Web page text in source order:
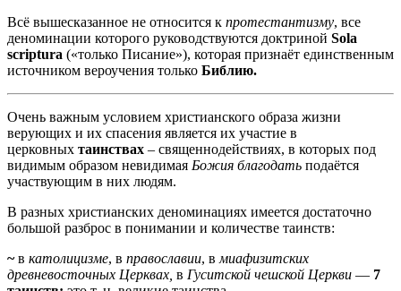
Всё вышесказанное не относится к протестантизму, все
деноминации которого руководствуются доктриной Sola
scriptura («только Писание»), которая признаёт единственным
источником вероучения только Библию.
Очень важным условием христианского образа жизни
верующих и их спасения является их участие в
церковных таинствах – священнодействиях, в которых под
видимым образом невидимая Божия благодать подаётся
участвующим в них людям.
В разных христианских деноминациях имеется достаточно
большой разброс в понимании и количестве таинств:
~в католицизме, в православии, в миафизитских
древневосточных Церквах, в Гуситской чешской Церкви — 7